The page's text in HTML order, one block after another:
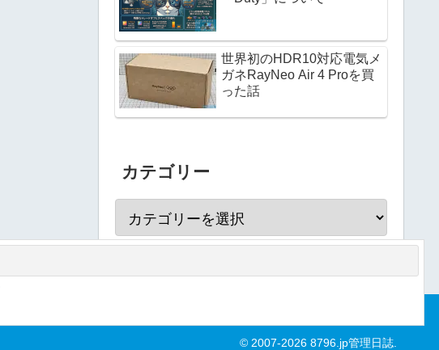
世界初のHDR10対応電気メ
ガネRayNeo Air 4 Proを買
った話
カテゴリー
© 2007-2026 8796.jp管理日誌.